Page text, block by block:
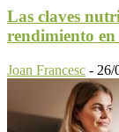
Las claves
rendimiento en
Joan Francesc - 26/